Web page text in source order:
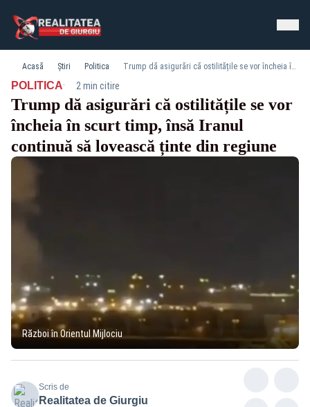
Acasă Știri Politica Trump dă asigurări că ostilitățile se vor încheia în scurt timp, însă Iranul continuă să lovească ținte din regiune
POLITICA· 2 min citire
Trump dă asigurări că ostilitățile se vor
încheia în scurt timp, însă Iranul
continuă să lovească ținte din regiune
Război în Orientul Mijlociu
Scris de
Realitatea de Giurgiu